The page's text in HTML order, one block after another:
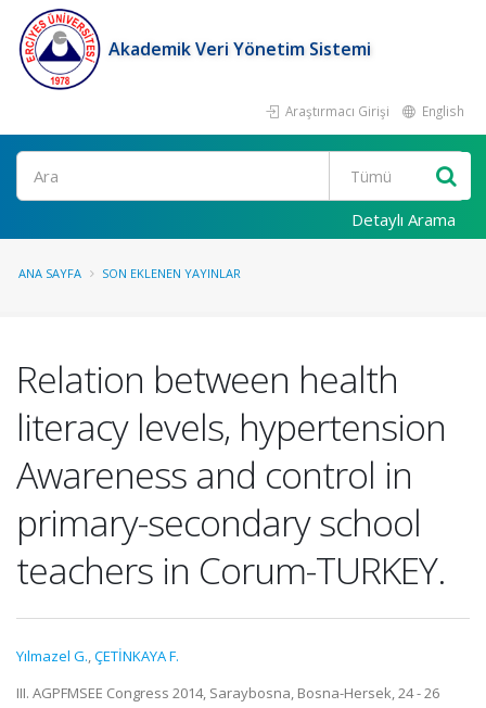
Akademik Veri Yönetim Sistemi
Araştırmacı Girişi English
Ara
Detaylı Arama
ANA SAYFA SON EKLENEN YAYINLAR
Relation between health
literacy levels, hypertension
Awareness and control in
primary-secondary school
teachers in Corum-TURKEY.
Yılmazel G.,ÇETİNKAYA F.
III. AGPFMSEE Congress 2014, Saraybosna, Bosna-Hersek, 24 - 26